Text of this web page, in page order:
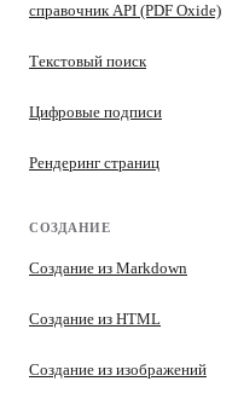
справочник API (PDF Oxide)
Текстовый поиск
Цифровые подписи
Рендеринг страниц
СОЗДАНИЕ
Создание из Markdown
Создание из HTML
Создание из изображений